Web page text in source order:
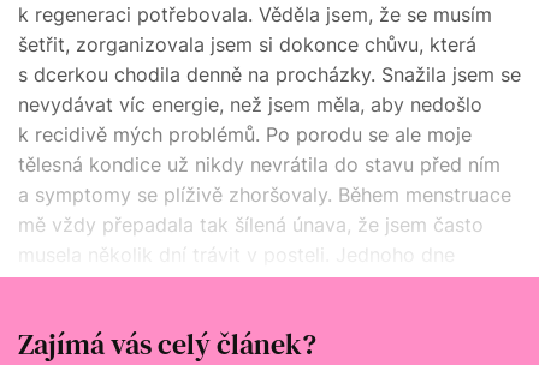
k regeneraci potřebovala. Věděla jsem, že se musím
šetřit, zorganizovala jsem si dokonce chůvu, která
s dcerkou chodila denně na procházky. Snažila jsem se
nevydávat víc energie, než jsem měla, aby nedošlo
k recidivě mých problémů. Po porodu se ale moje
tělesná kondice už nikdy nevrátila do stavu před ním
a symptomy se plíživě zhoršovaly. Během menstruace
mě vždy přepadala tak šílená únava, že jsem často
musela několik dní trávit v posteli. Jednoho dne
perioda skončila a vyčerpání trvalo dál. Mojí dceři bylo
Zajímá vás celý článek?